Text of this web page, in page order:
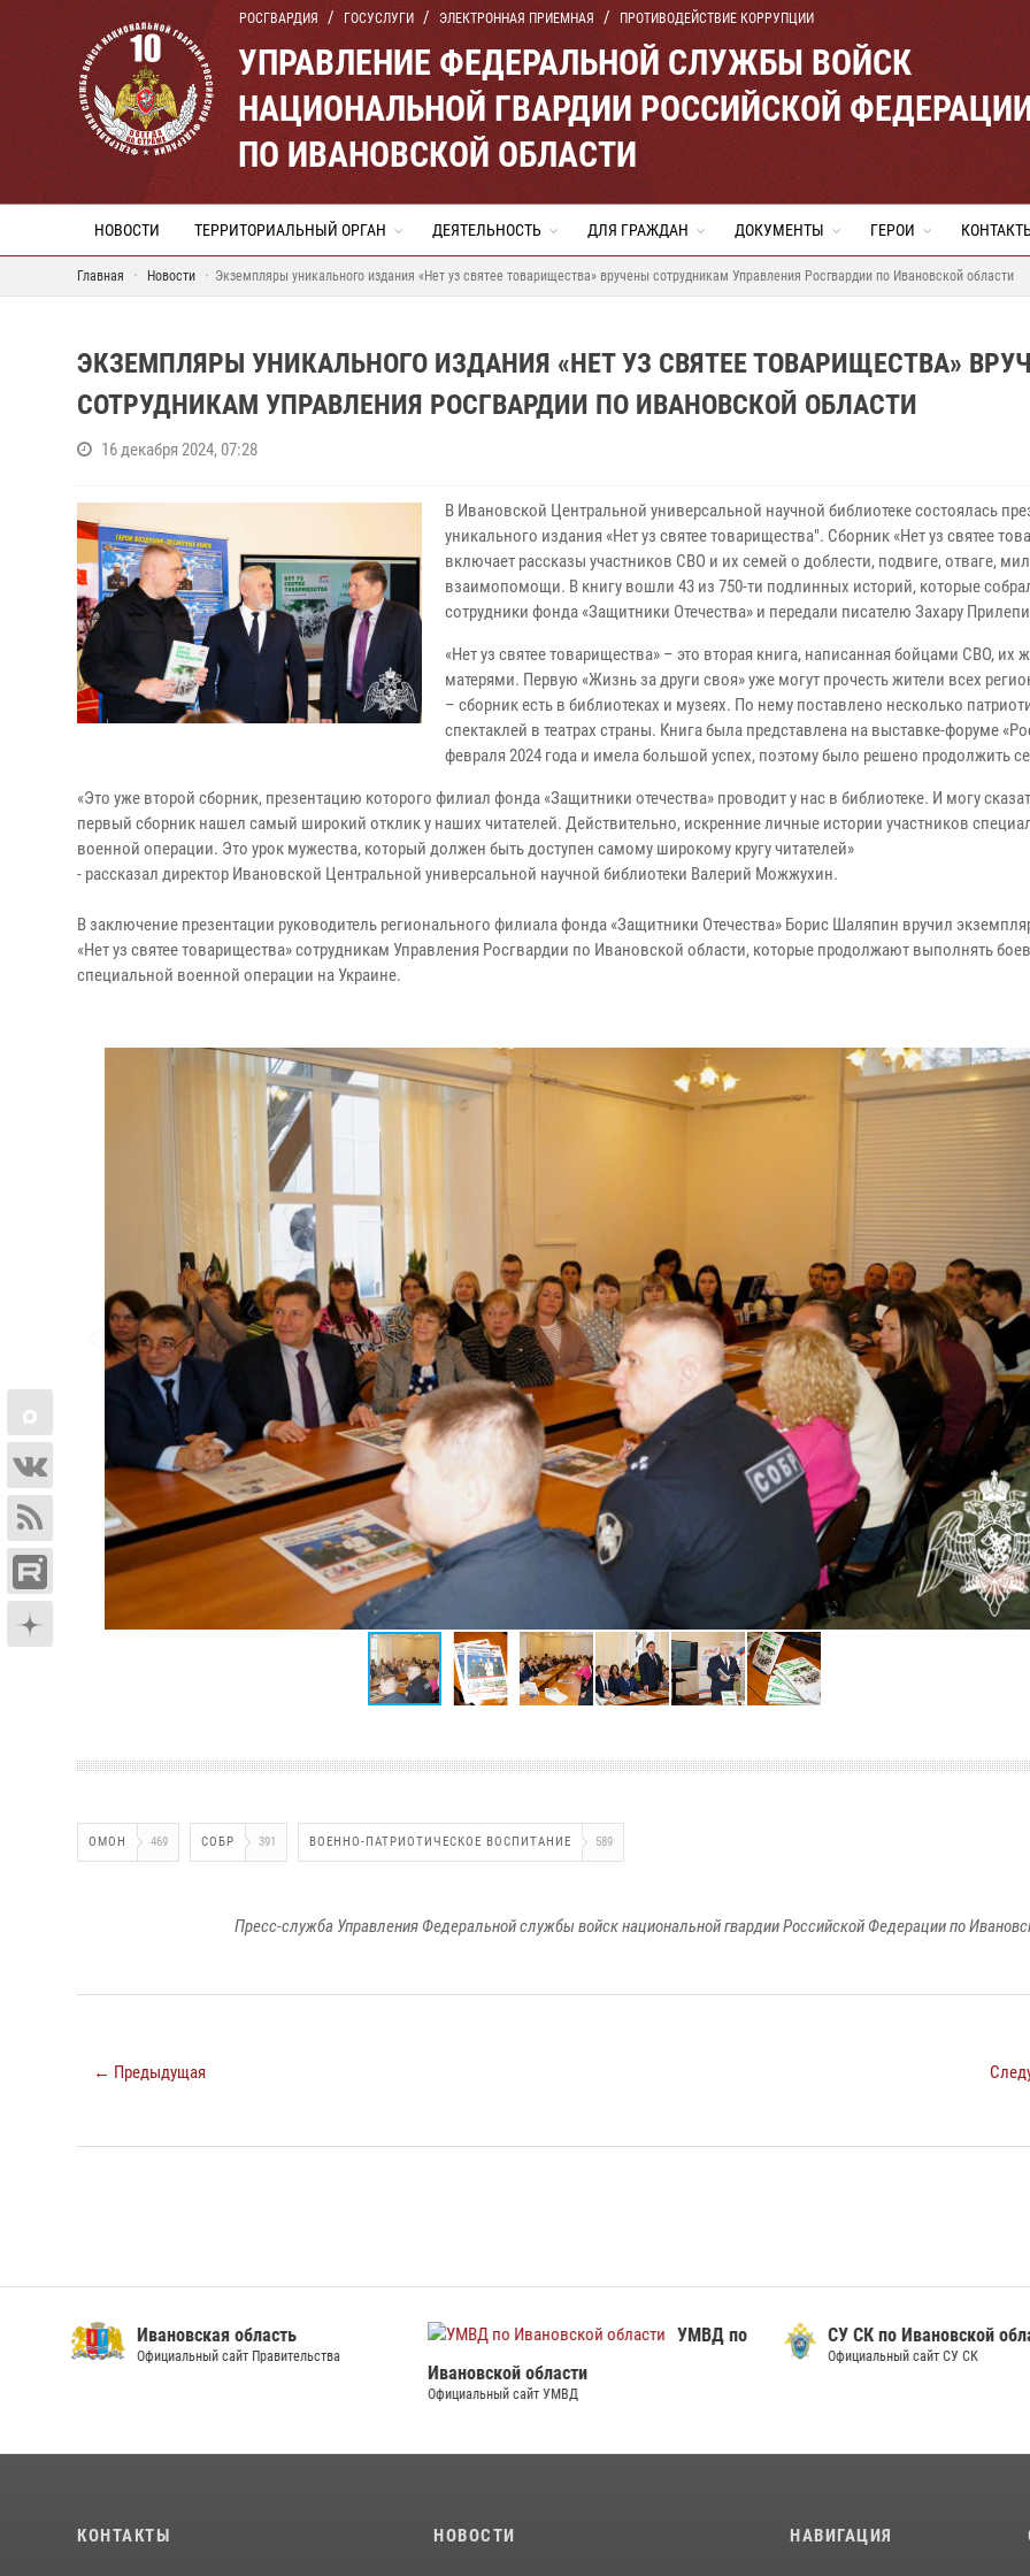
РОСГВАРДИЯ ГОСУСЛУГИ ЭЛЕКТРОННАЯ ПРИЕМНАЯ ПРОТИВОДЕЙСТВИЕ КОРРУПЦИИ
УПРАВЛЕНИЕ ФЕДЕРАЛЬНОЙ СЛУЖБЫ ВОЙСК
НАЦИОНАЛЬНОЙ ГВАРДИИ РОССИЙСКОЙ
ПО ИВАНОВСКОЙ ОБЛАСТИ
НОВОСТИ ТЕРРИТОРИАЛЬНЫЙ ОРГАН ДЕЯТЕЛЬНОСТЬ ДЛЯ ГРАЖДАН ДОКУМЕНТЫ ГЕРОИ
Главная Новости Экземпляры уникального издания «Нет уз святее товарищества» вручены сотрудникам Управления Росгвардии по Ивановской области
ЭКЗЕМПЛЯРЫ УНИКАЛЬНОГО ИЗДАНИЯ «НЕТ УЗ СВЯТЕЕ ТОВАРИЩЕСТВА»
СОТРУДНИКАМ УПРАВЛЕНИЯ РОСГВАРДИИ ПО ИВАНОВСКОЙ ОБЛАСТИ
16 декабря 2024, 07:28
В Ивановской Центральной универсальной научной библиотеке состоялась
уникального издания «Нет уз святее товарищества". Сборник «Нет уз святее
включает рассказы участников СВО и их семей о доблести, подвиге, отваге,
взаимопомощи. В книгу вошли 43 из 750-ти подлинных историй, которые
сотрудники фонда «Защитники Отечества» и передали писателю Захару
«Нет уз святее товарищества» – это вторая книга, написанная бойцами СВО, их
матерями. Первую «Жизнь за други своя» уже могут прочесть жители всех
– сборник есть в библиотеках и музеях. По нему поставлено несколько
спектаклей в театрах страны. Книга была представлена на выставке-форуме
февраля 2024 года и имела большой успех, поэтому было решено продолжить
«Это уже второй сборник, презентацию которого филиал фонда «Защитники отечества» проводит у нас в библиотеке. И могу
первый сборник нашел самый широкий отклик у наших читателей. Действительно, искренние личные истории участников
военной операции. Это урок мужества, который должен быть доступен самому широкому кругу читателей»
- рассказал директор Ивановской Центральной универсальной научной библиотеки Валерий Можжухин.
В заключение презентации руководитель регионального филиала фонда «Защитники Отечества» Борис Шаляпин вручил
«Нет уз святее товарищества» сотрудникам Управления Росгвардии по Ивановской области, которые продолжают выполнять
специальной военной операции на Украине.
ОМОН 469 СОБР 391 ВОЕННО-ПАТРИОТИЧЕСКОЕ ВОСПИТАНИЕ 589
Пресс-служба Управления Федеральной службы войск национальной гвардии Российской Федерации по
← Предыдущая
Ивановская область
Официальный сайт Правительства
УМВД по
Ивановской области
Официальный сайт УМВД
СУ СК по Ивановской
Официальный сайт СУ СК
КОНТАКТЫ НОВОСТИ НАВИГАЦИЯ